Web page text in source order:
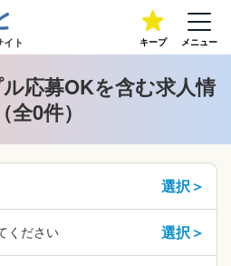
ト キープ メニュー
ル応募OKを含む求人情
全0件）
選択＞
ください 選択＞